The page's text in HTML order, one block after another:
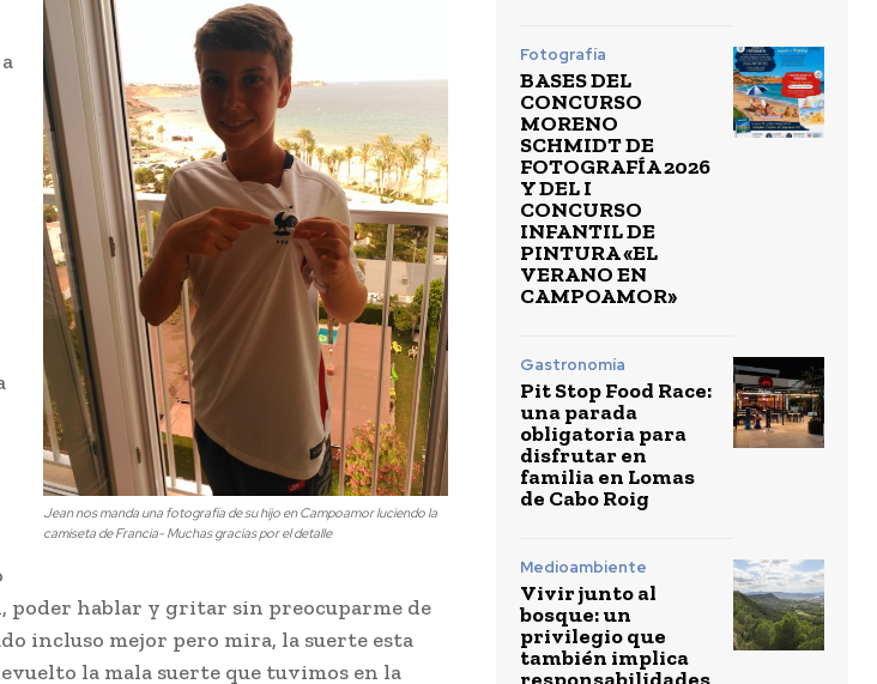
Jean nos manda una fotografía de su hijo en Campoamor luciendo la
camiseta de Francia- Muchas gracias por el detalle
poder hablar y gritar sin preocuparme de
incluso mejor pero mira, la suerte esta
la mala suerte que tuvimos en la
Fotografía
BASES DEL
CONCURSO
MORENO
SCHMIDT DE
FOTOGRAFÍA 2026
Y DEL I
CONCURSO
INFANTIL DE
PINTURA «EL
VERANO EN
CAMPOAMOR»
Gastronomía
Pit Stop Food Race:
una parada
obligatoria para
disfrutar en
familia en Lomas
de Cabo Roig
Medioambiente
Vivir junto al
bosque: un
privilegio que
también implica